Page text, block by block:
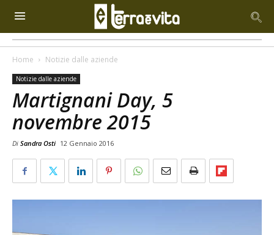
Home Notizie dalle aziende
Notizie dalle aziende
Martignani Day, 5
novembre 2015
Di Sandra Osti 12 Gennaio 2016